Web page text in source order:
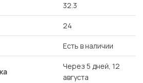
32.3
24
Есть в наличии
Через 5 дней, 12
августа